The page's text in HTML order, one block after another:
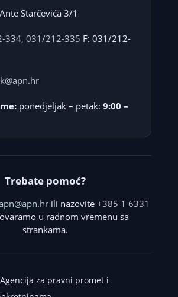
Starčevića 3/1
334, 031/212-335 F: 031/212-
ponedjeljak – petak: 9:00 –
Trebate pomoć?
ili nazovite +385 1 6331
u radnom vremenu sa
strankama.
za pravni promet i